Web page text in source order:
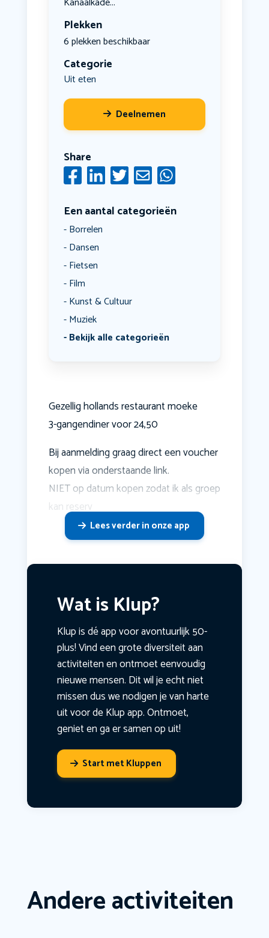
Plekken
6 plekken beschikbaar
Categorie
Uit eten
Deelnemen
Share
Een aantal categorieën
Borrelen
Dansen
Fietsen
Film
Kunst & Cultuur
Muziek
Bekijk alle categorieën
Gezellig hollands restaurant moeke
3-gangendiner voor 24,50
Bij aanmelding graag direct een voucher
kopen via onderstaande link.
NIET op datum kopen zodat ik als groep
kan reserv
Lees verder in onze app
Wat is Klup?
Klup is dé app voor avontuurlijk 50-
plus! Vind een grote diversiteit aan
activiteiten en ontmoet eenvoudig
nieuwe mensen. Dit wil je echt niet
missen dus we nodigen je van harte
uit voor de Klup app. Ontmoet,
geniet en ga er samen op uit!
Start met Kluppen
Andere activiteiten